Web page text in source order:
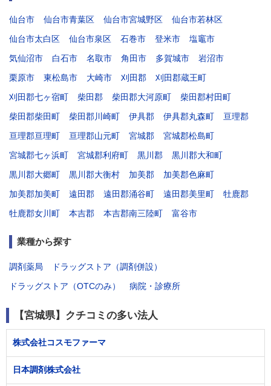
仙台市 仙台市青葉区 仙台市宮城野区
仙台市若林区
仙台市太白区
仙台市泉区 石巻市 登米市
塩竈市
気仙沼市
白石市 名取市 角田市 多賀城市
岩沼市
栗原市
東松島市 大崎市 刈田郡
刈田郡蔵王町
刈田郡七ヶ宿町
柴田郡 柴田郡大河原町
柴田郡村田町
柴田郡柴田町
柴田郡川崎町 伊具郡 伊具郡丸森町
亘理郡
亘理郡亘理町
亘理郡山元町 宮城郡
宮城郡松島町
宮城郡七ヶ浜町
宮城郡利府町 黒川郡
黒川郡大和町
黒川郡大郷町
黒川郡大衡村 加美郡
加美郡色麻町
加美郡加美町
遠田郡 遠田郡涌谷町 遠田郡美里町
牡鹿郡
牡鹿郡女川町
本吉郡 本吉郡南三陸町 富谷市
業種から探す
調剤薬局
ドラッグストア（調剤併設）
ドラッグストア（OTCのみ）
病院・診療所
【宮城県】クチコミの多い法人
株式会社コスモファーマ
日本調剤株式会社